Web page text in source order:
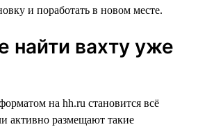
и поработать в новом месте.
найти вахту уже
на hh.ru становится всё
активно размещают такие